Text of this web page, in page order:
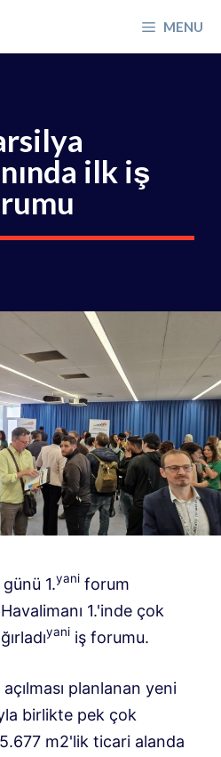
MENU
ilk iş
1.yani forum
1.'inde çok
yani iş forumu.
planlanan yeni
birlikte pek çok
m2'lik ticari alanda